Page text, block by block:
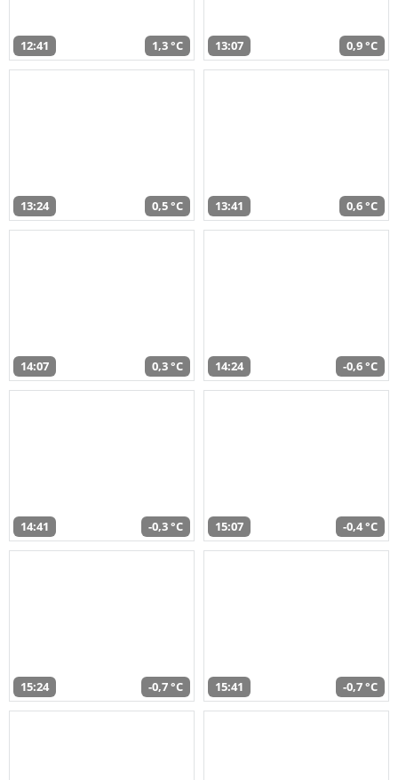
12:41 1,3 °C 13:07 0,9 °C
13:24 0,5 °C 13:41 0,6 °C
14:07 0,3 °C 14:24 -0,6 °C
14:41 -0,3 °C 15:07 -0,4 °C
15:24 -0,7 °C 15:41 -0,7 °C